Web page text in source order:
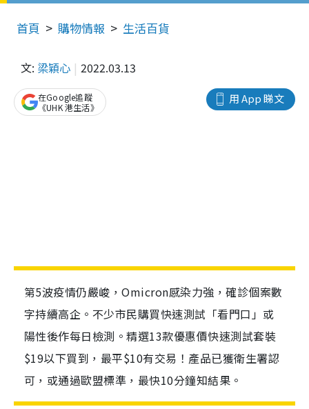
首頁 購物情報 生活百貨
文: 梁穎心 2022.03.13
用 App 睇文
在Google追蹤
《UHK 港生活》
第5波疫情仍嚴峻，Omicron感染力強，確診個案數
字持續高企。不少市民購買快速測試「看門口」或
陽性後作每日檢測。精選13款優惠價快速測試套裝
$19以下買到，最平$10有交易！產品已獲衛生署認
可，或通過歐盟標準，最快10分鐘知結果。